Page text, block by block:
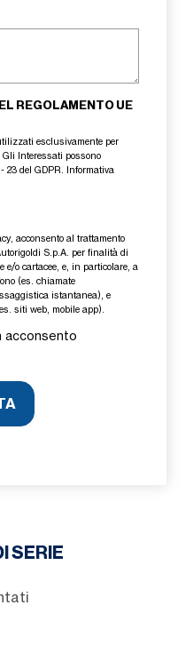
SERIE
REGOLAMENTO UE
esclusivamente per
Interessati possono
23 del GDPR.
Informativa
, acconsento al trattamento
S.p.A. per finalità di
e/o cartacee, e, in particolare, a
(es. chiamate
istantanea), e
siti web, mobile app).
acconsento